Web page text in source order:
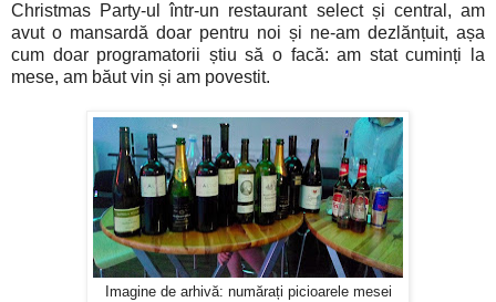
Christmas Party-ul într-un restaurant select și central, am
avut o mansardă doar pentru noi și ne-am dezlănțuit, așa
cum doar programatorii știu să o facă: am stat cuminți la
mese, am băut vin și am povestit.
Imagine de arhivă: numărați picioarele mesei